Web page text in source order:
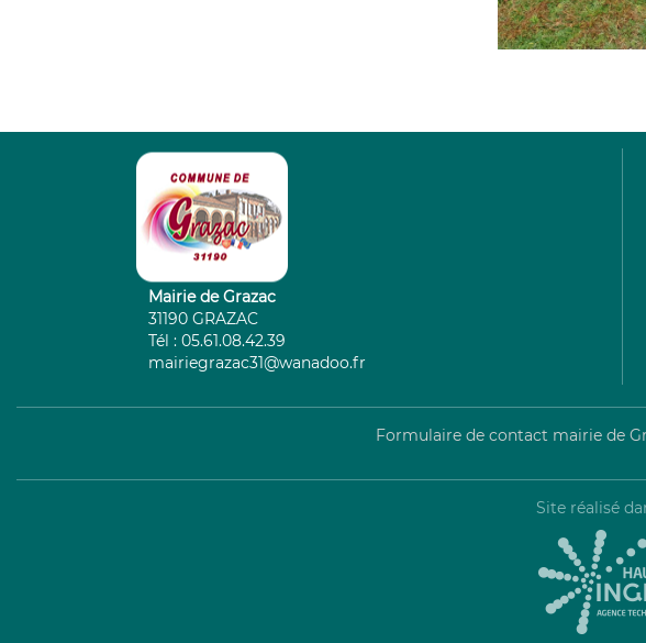
r
i
s
Mairie de Grazac
31190 GRAZAC
Tél : 05.61.08.42.39
mairiegrazac31@wanadoo.fr
Formulaire de contact mairie de
Site réalisé